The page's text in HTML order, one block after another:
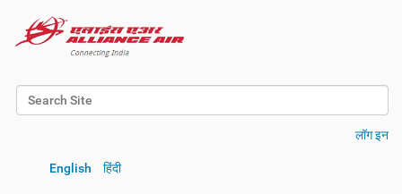
Search Site
लॉग इन
English हिंदी